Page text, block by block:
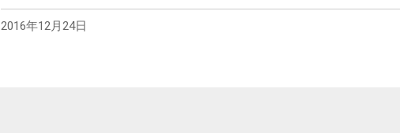
2016年12月24日